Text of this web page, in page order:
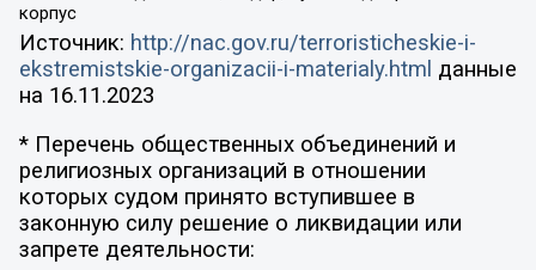
корпус
Источник: http://nac.gov.ru/terroristicheskie-i-
ekstremistskie-organizacii-i-materialy.html данные
на 16.11.2023
* Перечень общественных объединений и
религиозных организаций в отношении
которых судом принято вступившее в
законную силу решение о ликвидации или
запрете деятельности: